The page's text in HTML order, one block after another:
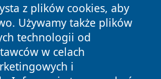
z plików cookies, aby
Używamy także plików
technologii od
w celach
i